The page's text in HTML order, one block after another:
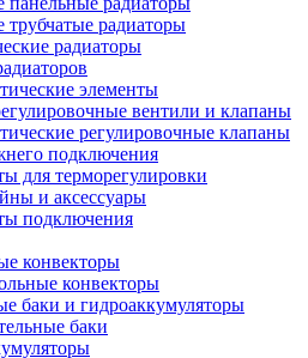
трубчатые радиаторы
радиаторы
элементы
вентили и клапаны
регулировочные клапаны
подключения
для терморегулировки
и аксессуары
подключения
конвекторы
конвекторы
баки и гидроаккумуляторы
баки